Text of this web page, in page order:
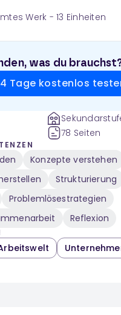
Werk - 13 Einheiten
was du
Tage kostenlos
78 Seiten
Konzepte verstehen
Strukturierung
Problemlösestrategien
Reflexion